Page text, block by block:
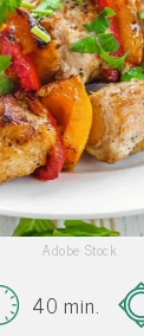
Adobe Stock
40 min.